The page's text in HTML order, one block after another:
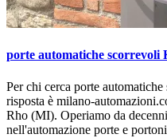
porte automatiche scorrevoli
Per chi cerca porte
risposta è milano-
Rho (MI). Operiamo da
nell'automazione porte e